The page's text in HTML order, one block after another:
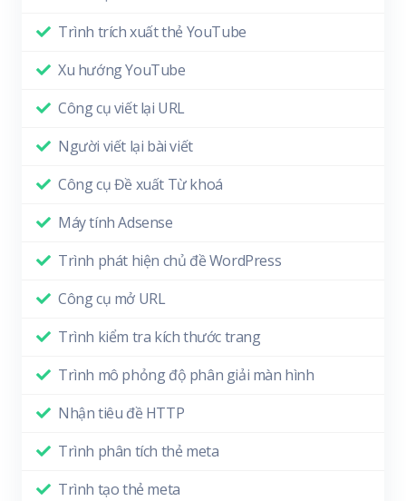
Trình trích xuất thẻ YouTube
Xu hướng YouTube
Công cụ viết lại URL
Người viết lại bài viết
Công cụ Đề xuất Từ khoá
Máy tính Adsense
Trình phát hiện chủ đề WordPress
Công cụ mở URL
Trình kiểm tra kích thước trang
Trình mô phỏng độ phân giải màn hình
Nhận tiêu đề HTTP
Trình phân tích thẻ meta
Trình tạo thẻ meta